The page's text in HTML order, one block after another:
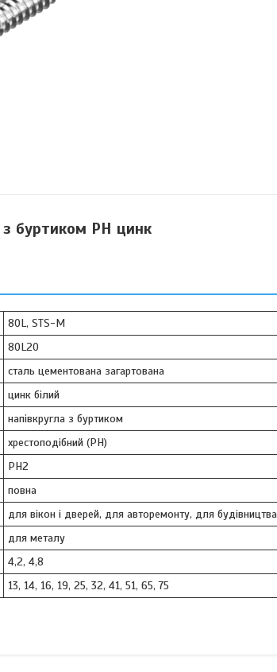
буртиком PH цинк
80L, STS-M
80L20
сталь цементована загартована
цинк білий
напівкругла з буртиком
хрестоподібний (PH)
PH2
повна
для вікон і дверей, для авторемонту, для будівництва
для металу
4,2, 4,8
13, 14, 16, 19, 25, 32, 41, 51, 65, 75